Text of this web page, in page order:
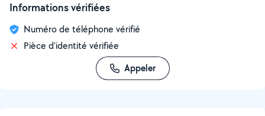
Informations vérifiées
Numéro de téléphone vérifié
Pièce d'identité vérifiée
Appeler